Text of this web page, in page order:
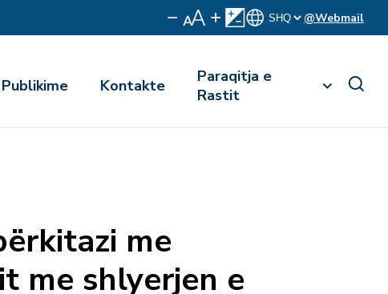
@Webmail
Publikime Kontakte
Paraqitja e
Rastit
me
me shlyerjen e